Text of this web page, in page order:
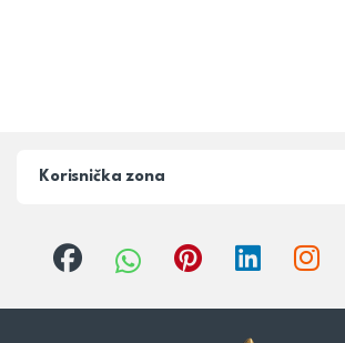
Korisnička zona